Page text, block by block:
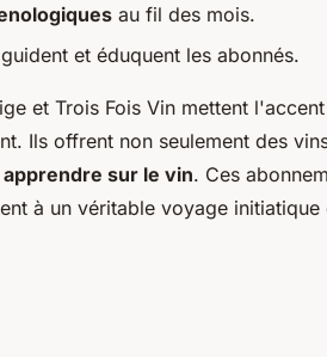
au fil des mois.
guident et éduquent les abonnés.
et Trois Fois Vin mettent
Ils offrent non seulement des
apprendre sur le vin. Ces
à un véritable voyage